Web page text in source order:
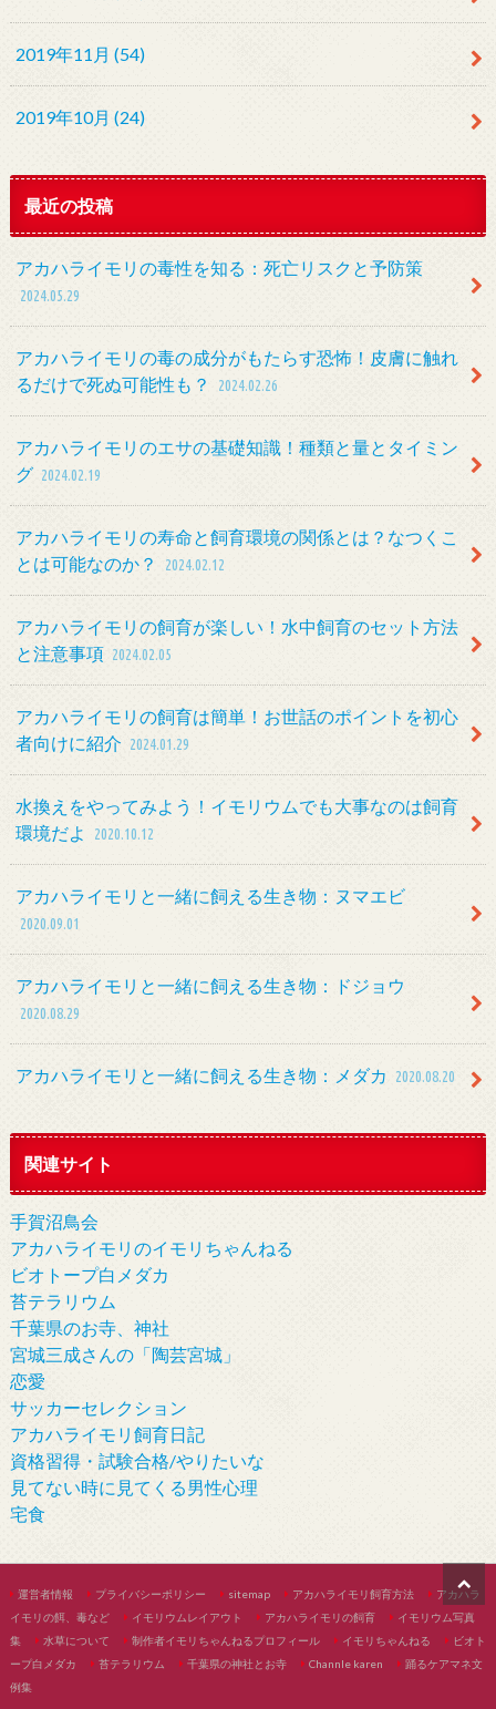
2019年11月 (54)
2019年10月 (24)
最近の投稿
アカハライモリの毒性を知る：死亡リスクと予防策
2024.05.29
アカハライモリの毒の成分がもたらす恐怖！皮膚に触れ
るだけで死ぬ可能性も？
2024.02.26
アカハライモリのエサの基礎知識！種類と量とタイミン
グ 2024.02.19
アカハライモリの寿命と飼育環境の関係とは？なつくこ
とは可能なのか？
2024.02.12
アカハライモリの飼育が楽しい！水中飼育のセット方法
と注意事項 2024.02.05
アカハライモリの飼育は簡単！お世話のポイントを初心
者向けに紹介 2024.01.29
水換えをやってみよう！イモリウムでも大事なのは飼育
環境だよ
2020.10.12
アカハライモリと一緒に飼える生き物：ヌマエビ
2020.09.01
アカハライモリと一緒に飼える生き物：ドジョウ
2020.08.29
アカハライモリと一緒に飼える生き物：メダカ 2020.08.20
関連サイト
手賀沼鳥会
アカハライモリのイモリちゃんねる
ビオトープ白メダカ
苔テラリウム
千葉県のお寺、神社
宮城三成さんの「陶芸宮城」
恋愛
サッカーセレクション
アカハライモリ飼育日記
資格習得・試験合格/やりたいな
見てない時に見てくる男性心理
宅食
運営者情報 プライバシーポリシー sitemap アカハライモリ飼育方法
アカハラ
イモリの餌、毒など
イモリウムレイアウト アカハライモリの飼育
イモリウム写真
集
水草について 制作者イモリちゃんねるプロフィール イモリちゃんねる
ビオト
ープ白メダカ
苔テラリウム 千葉県の神社とお寺 Channle karen
踊るケアマネ文
例集